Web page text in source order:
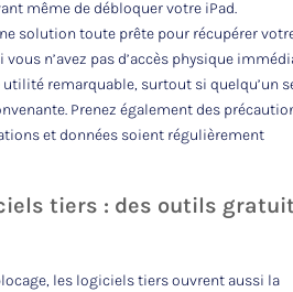
même de débloquer votre iPad.
solution toute prête pour récupérer
n’avez pas d’accès physique
utilité remarquable, surtout si quelqu’un
Prenez également des
et données soient régulièrement
tiers : des outils
les logiciels tiers ouvrent aussi la